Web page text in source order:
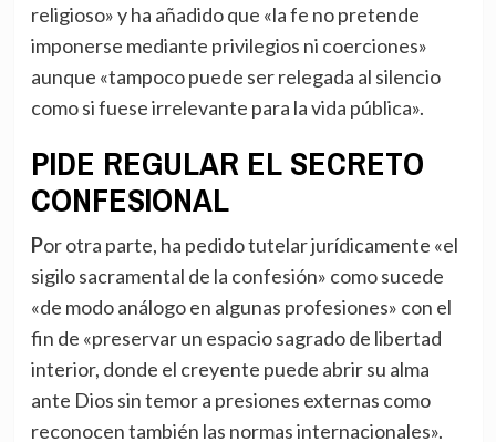
religioso» y ha añadido que «la fe no pretende
imponerse mediante privilegios ni coerciones»
aunque «tampoco puede ser relegada al silencio
como si fuese irrelevante para la vida pública».
PIDE REGULAR EL SECRETO
CONFESIONAL
Por otra parte, ha pedido tutelar jurídicamente «el
sigilo sacramental de la confesión» como sucede
«de modo análogo en algunas profesiones» con el
fin de «preservar un espacio sagrado de libertad
interior, donde el creyente puede abrir su alma
ante Dios sin temor a presiones externas como
reconocen también las normas internacionales».